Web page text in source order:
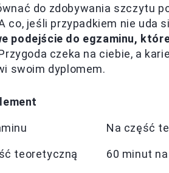
do zdobywania szczytu
co, jeśli przypadkiem nie uda
podejście do egzaminu,
czeka na ciebie, a
swoim dyplomem.
Na część
teoretyczną 60 minut